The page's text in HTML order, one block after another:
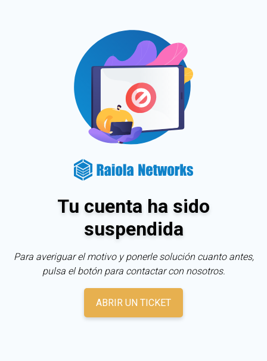
Tu cuenta ha sido
suspendida
Para averiguar el motivo y ponerle solución cuanto antes,
pulsa el botón para contactar con nosotros.
ABRIR UN TICKET